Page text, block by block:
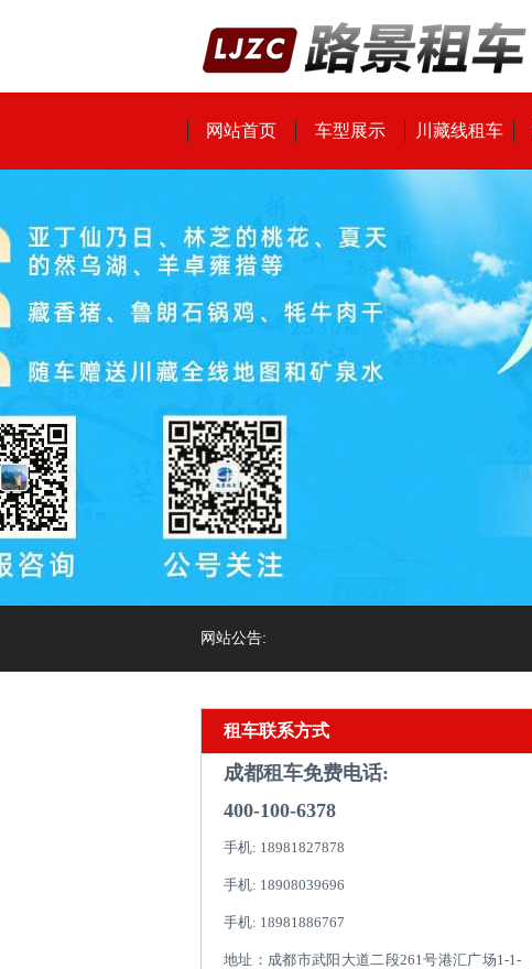
网站首页 车型展示 川藏线租车
网站公告:
租车联系方式
成都租车免费电话:
400-100-6378
手机: 18981827878
手机: 18908039696
手机: 18981886767
地址：成都市武阳大道二段261号港汇广场1-1-